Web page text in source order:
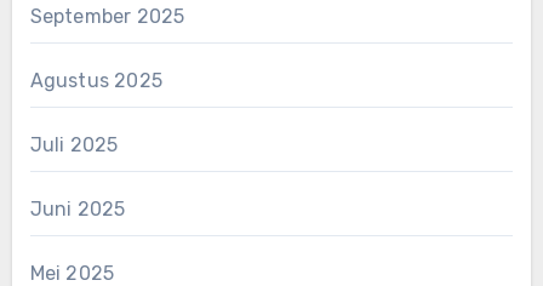
September 2025
Agustus 2025
Juli 2025
Juni 2025
Mei 2025